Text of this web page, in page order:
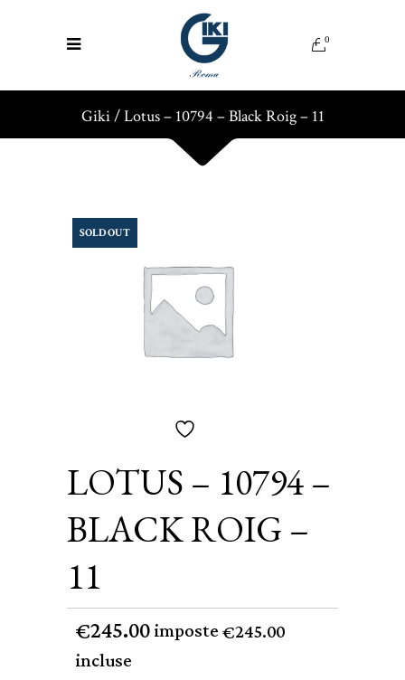
0
Giki/Lotus – 10794 – Black Roig – 11
SOLD OUT
LOTUS – 10794 –
BLACK ROIG –
11
€245.00imposte€245.00
incluse